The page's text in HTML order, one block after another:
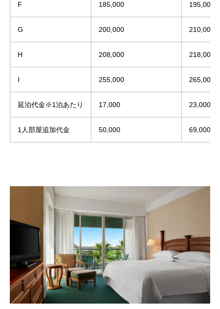
F 185,000 195,000
G 200,000 210,000
H 208,000 218,000
I 255,000 265,000
延泊代金※1泊あたり 17,000 23,000
1人部屋追加代金 50,000 69,000